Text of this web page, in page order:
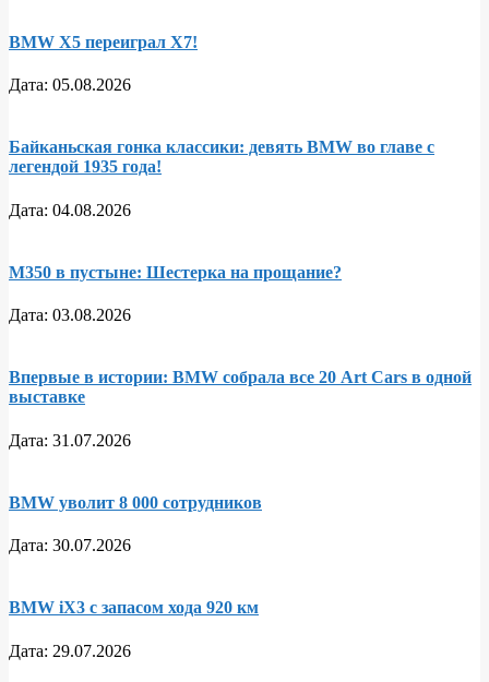
BMW X5 переиграл X7!
Дата: 05.08.2026
Байканьская гонка классики: девять BMW во главе с
легендой 1935 года!
Дата: 04.08.2026
M350 в пустыне: Шестерка на прощание?
Дата: 03.08.2026
Впервые в истории: BMW собрала все 20 Art Cars в одной
выставке
Дата: 31.07.2026
BMW уволит 8 000 сотрудников
Дата: 30.07.2026
BMW iX3 с запасом хода 920 км
Дата: 29.07.2026